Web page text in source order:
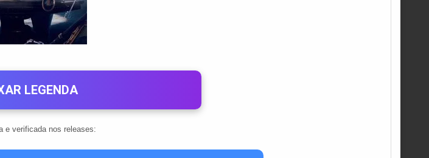
LEGENDA
e verificada nos releases: